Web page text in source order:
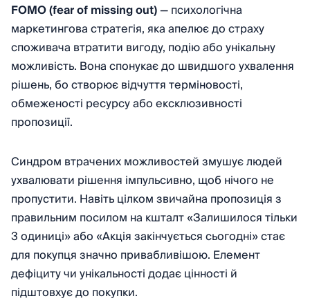
FOMO (fear of missing out)— психологічна
маркетингова стратегія, яка апелює до страху
споживача втратити вигоду, подію або унікальну
можливість. Вона спонукає до швидшого ухвалення
рішень, бо створює відчуття терміновості,
обмеженості ресурсу або ексклюзивності
пропозиції.
Синдром втрачених можливостей змушує людей
ухвалювати рішення імпульсивно, щоб нічого не
пропустити. Навіть цілком звичайна пропозиція з
правильним посилом на кшталт «Залишилося тільки
3 одиниці» або «Акція закінчується сьогодні» стає
для покупця значно привабливішою. Елемент
дефіциту чи унікальності додає цінності й
підштовхує до покупки.